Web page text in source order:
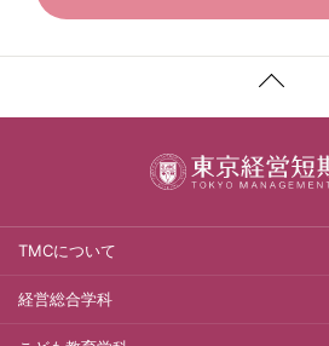
TMCについて
経営総合学科